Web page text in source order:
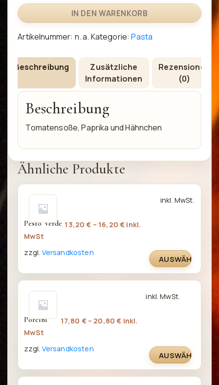
IN DEN WARENKORB
Artikelnummer: n. a. Kategorie:Pasta
Beschreibung
Zusätzliche
Informationen
Rezensionen
(0)
Beschreibung
Tomatensoße, Paprika und Hähnchen
Ähnliche Produkte
Pesto Verde 13,20€ – 16,20€ inkl.
MwSt
inkl. MwSt.
zzgl. Versandkosten
AUSWÄHLEN
Dieses
Produkt
weist
Varianten
auf.
können
Produktseite
gewählt
werden
Porcini 17,80 €– 20,80€ inkl.
MwSt
inkl. MwSt.
zzgl. Versandkosten
AUSWÄHLEN
Dieses
Produkt
weist
Varianten
auf.